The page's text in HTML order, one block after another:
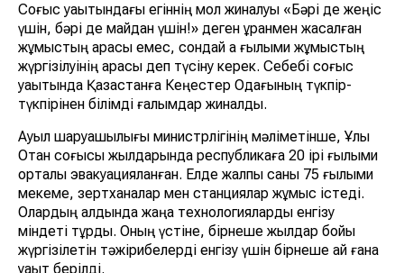
Соғыс уақытындағы егіннің мол жиналуы «Бәрі де жеңіс
үшін, бәрі де майдан үшін!» деген ұранмен жасалған
жұмыстың арқасы емес, сондай ақ ғылыми жұмыстың
жүргізілуінің арқасы деп түсіну керек. Себебі соғыс
уақытында Қазақстанға Кеңестер Одағының түкпір-
түкпірінен білімді ғалымдар жиналды.
Ауыл шаруашылығы министрлігінің мәліметінше, Ұлы
Отан соғысы жылдарында республикаға 20 ірі ғылыми
орталық эвакуацияланған. Елде жалпы саны 75 ғылыми
мекеме, зертханалар мен станциялар жұмыс істеді.
Олардың алдында жаңа технологияларды енгізу
міндеті тұрды. Оның үстіне, бірнеше жылдар бойы
жүргізілетін тәжірибелерді енгізу үшін бірнеше ай ғана
уақыт берілді.